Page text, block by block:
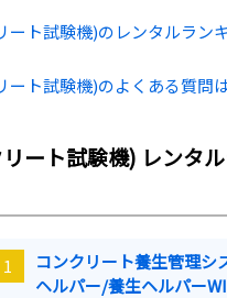
ート試験機)のレンタルラン
ート試験機)のよくある質問
ート試験機) レンタ
1
コンクリート養生管理シ
ヘルパー/養生ヘルパー